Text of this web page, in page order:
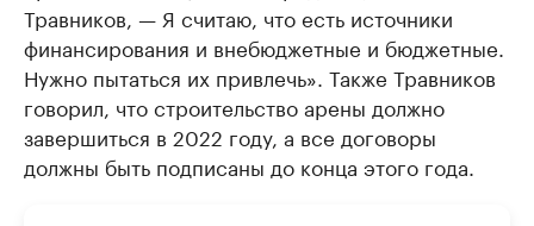
Травников, — Я считаю, что есть источники
финансирования и внебюджетные и бюджетные.
Нужно пытаться их привлечь». Также Травников
говорил, что строительство арены должно
завершиться в 2022 году, а все договоры
должны быть подписаны до конца этого года.